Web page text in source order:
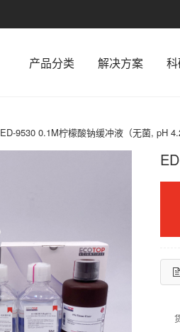
产品分类 解决方案
ED-9530 0.1M柠檬酸钠缓冲液（无菌, pH